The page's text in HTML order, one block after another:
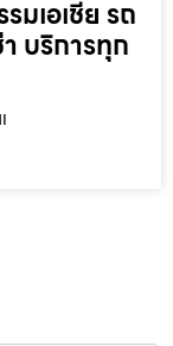
มเอเชีย รถ
บริการทุก